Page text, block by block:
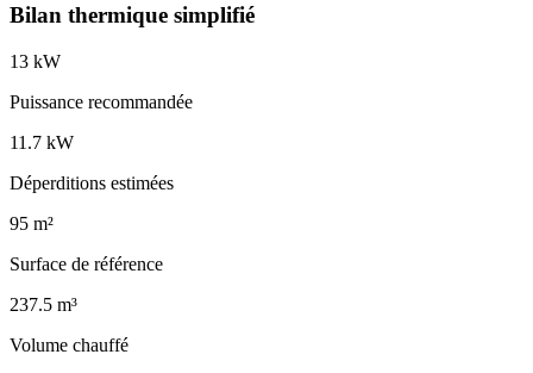
Bilan thermique simplifié
13 kW
Puissance recommandée
11.7 kW
Déperditions estimées
95 m²
Surface de référence
237.5 m³
Volume chauffé